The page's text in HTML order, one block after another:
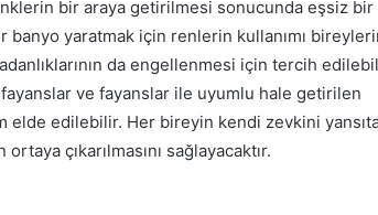
bir araya getirilmesi sonucunda eşsiz bir
banyo yaratmak için renlerin kullanımı
da engellenmesi için tercih
ve fayanslar ile uyumlu hale getirilen
elde edilebilir. Her bireyin kendi zevkini
çıkarılmasını sağlayacaktır.